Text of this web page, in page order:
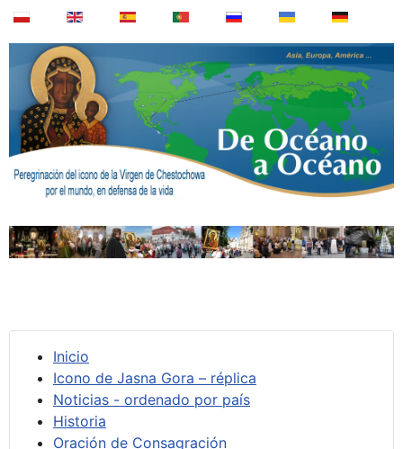
Inicio
Icono de Jasna Gora – réplica
Noticias - ordenado por país
Historia
Oración de Consagración